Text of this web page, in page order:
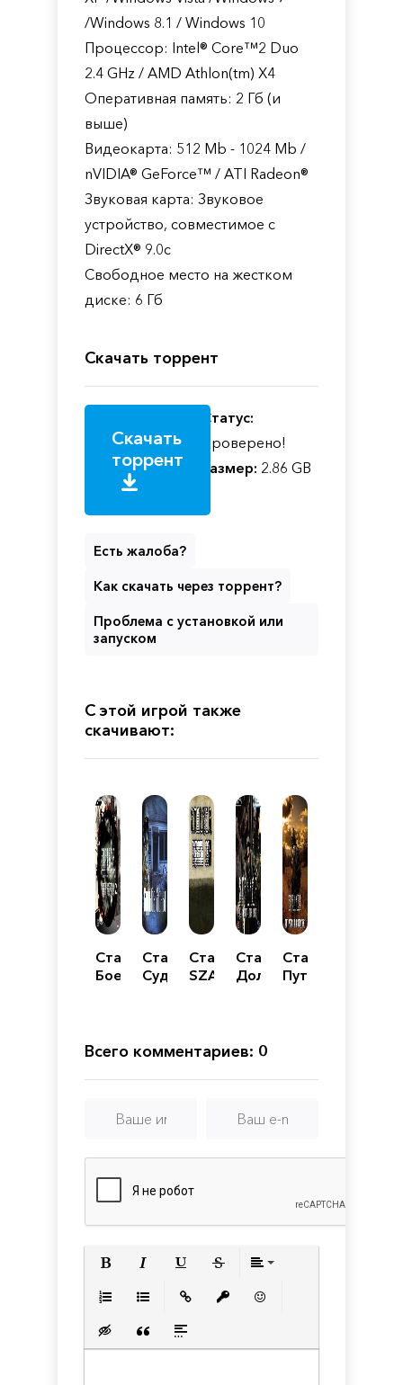
/Windows 8.1 / Windows 10
Процессор: Intel® Core™2 Duo
2.4 GHz / AMD Athlon(tm) X4
Оперативная память: 2 Гб (и
выше)
Видеокарта: 512 Mb - 1024 Mb /
nVIDIA® GeForce™ / ATI Radeon®
Звуковая карта: Звуковое
устройство, совместимое с
DirectX® 9.0с
Свободное место на жестком
диске: 6 Гб
Скачать торрент
Скачать
торрент
Статус:
Проверено!
Размер: 2.86 GB
Есть жалоба?
Как скачать через торрент?
Проблема с установкой или
запуском
С этой игрой также
скачивают:
Сталкер
Боевая
Сталкер
Судьба
Сталкер
SZA
Сталкер
Долина
Сталкер
Путь
Всего комментариев: 0
Вставка скрытого текста
Вставка цитаты
Вставка спойлера